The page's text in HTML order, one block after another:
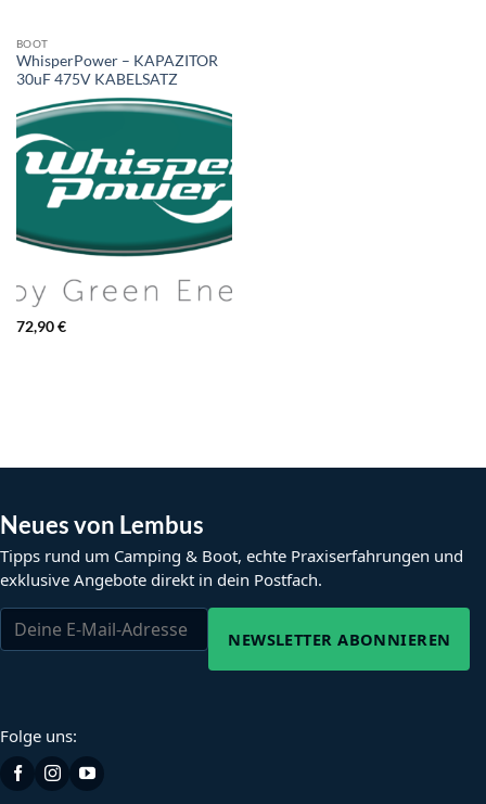
BOOT
WhisperPower – KAPAZITOR
30uF 475V KABELSATZ
72,90€
Neues von Lembus
Tipps rund um Camping & Boot, echte Praxiserfahrungen und
exklusive Angebote direkt in dein Postfach.
NEWSLETTER ABONNIEREN
Folge uns: